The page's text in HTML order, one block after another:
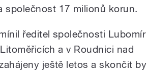
společnost 17 milionů korun.
ředitel společnosti Lubomír
a v Roudnici nad
ještě letos a skončit by